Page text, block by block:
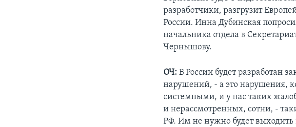
разработчики, разгрузит
России. Инна Дубинская
начальника отдела в
Чернышову.
ОЧ: В России будет разработан
нарушений, - а это нарушения,
системными, и у нас таких
и нерассмотренных, сотни, -
РФ. Им не нужно будет